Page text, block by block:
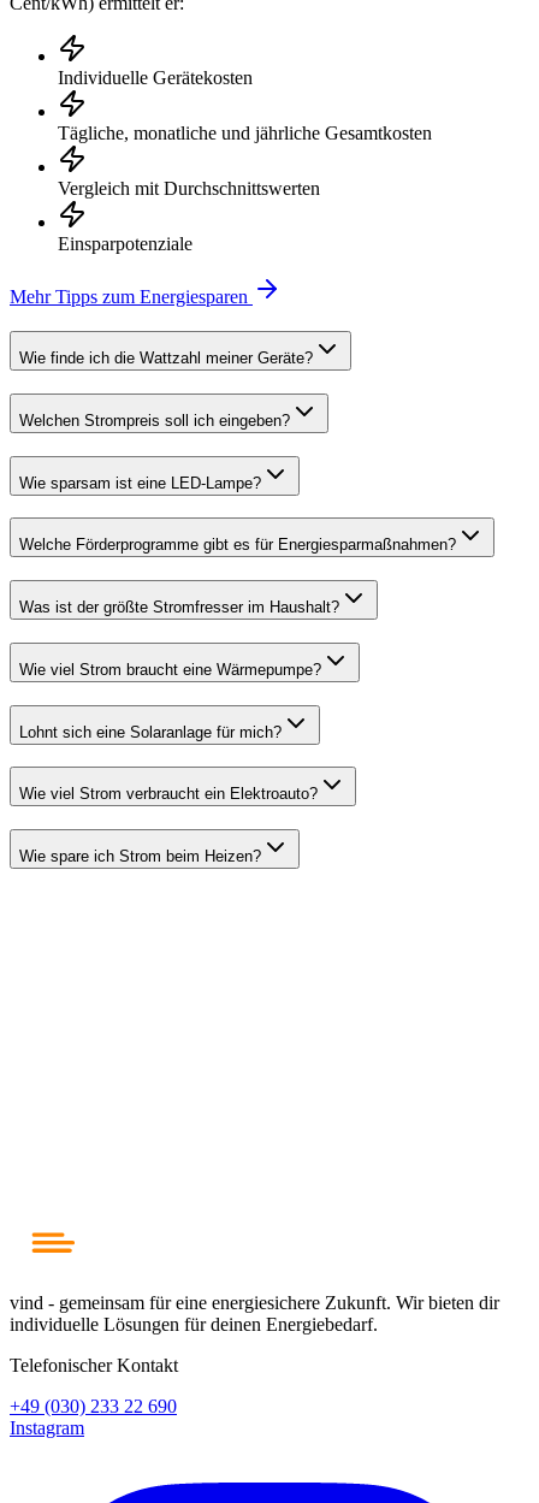
Individuelle Gerätekosten
Tägliche, monatliche und jährliche Gesamtkosten
Vergleich mit Durchschnittswerten
Einsparpotenziale
Mehr Tipps zum Energiesparen
Wie finde ich die Wattzahl meiner Geräte?
Welchen Strompreis soll ich eingeben?
Wie sparsam ist eine LED-Lampe?
Welche Förderprogramme gibt es für Energiesparmaßnahmen?
Was ist der größte Stromfresser im Haushalt?
Wie viel Strom braucht eine Wärmepumpe?
Lohnt sich eine Solaranlage für mich?
Wie viel Strom verbraucht ein Elektroauto?
Wie spare ich Strom beim Heizen?
vind - gemeinsam für eine energiesichere Zukunft. Wir bieten dir
individuelle Lösungen für deinen Energiebedarf.
Telefonischer Kontakt
+49 (030) 233 22 690
Instagram